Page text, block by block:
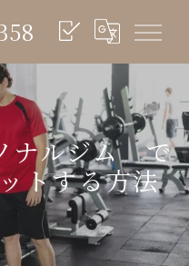
ナルジム で
トする方法